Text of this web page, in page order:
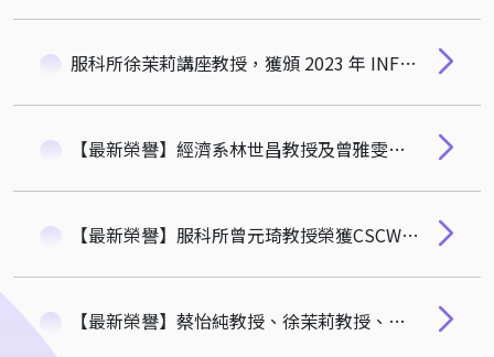
服科所徐茉莉講座教授，獲頒 2023 年 INFORMS資訊系統學會傑出院士獎
【最新榮譽】經濟系林世昌教授及曾雅雯博士生文章獲刊 Simago Q1 期刊 Studies in Higher Education
【最新榮譽】服科所曾元琦教授榮獲CSCW 2023 Recognition for Contribution to Diversity and Inclusion
【最新榮譽】蔡怡純教授、徐茉莉教授、許博炫教授榮登史丹佛大學發佈全球前2%頂尖科學家榜單